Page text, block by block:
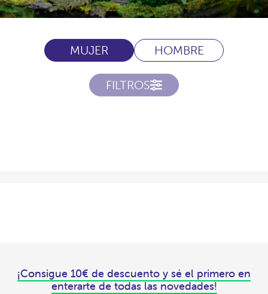
MUJER HOMBRE
FILTROS
¡Consigue 10€ de descuento y sé el primero en
enterarte de todas las novedades!